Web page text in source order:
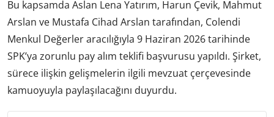
Bu kapsamda Aslan Lena Yatırım, Harun Çevik, Mahmut
Arslan ve Mustafa Cihad Arslan tarafından, Colendi
Menkul Değerler aracılığıyla 9 Haziran 2026 tarihinde
SPK’ya zorunlu pay alım teklifi başvurusu yapıldı. Şirket,
sürece ilişkin gelişmelerin ilgili mevzuat çerçevesinde
kamuoyuyla paylaşılacağını duyurdu.